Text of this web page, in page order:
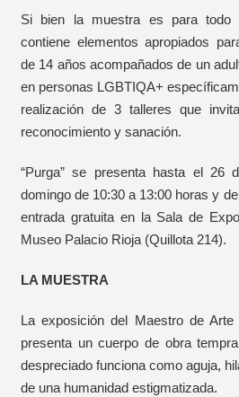
Si bien la muestra es para todo
contiene elementos apropiados
de 14 años acompañados de un
en personas LGBTIQA+
realización de 3 talleres que
reconocimiento y sanación.
“Purga” se presenta hasta el 26
domingo de 10:30 a 13:00 horas y
entrada gratuita en la Sala de
Museo Palacio Rioja (Quillota 214).
LA MUESTRA
La exposición del Maestro de
presenta un cuerpo de obra
despreciado funciona como aguja,
de una humanidad estigmatizada.